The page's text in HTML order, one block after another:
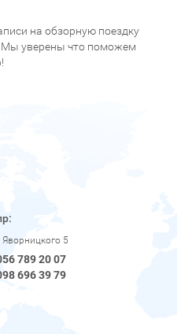
на обзорную поездку
Мы уверены что поможем
5
789 20 07
696 39 79